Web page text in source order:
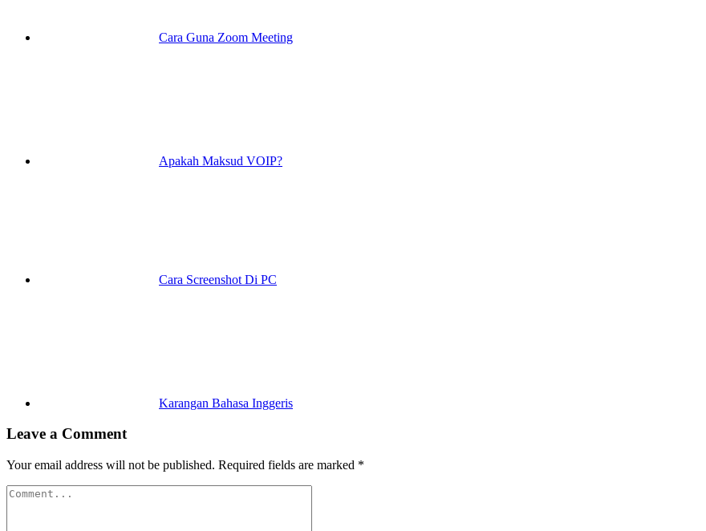
Cara Guna Zoom Meeting
Apakah Maksud VOIP?
Cara Screenshot Di PC
Karangan Bahasa Inggeris
Leave a Comment
Your email address will not be published. Required fields are marked *